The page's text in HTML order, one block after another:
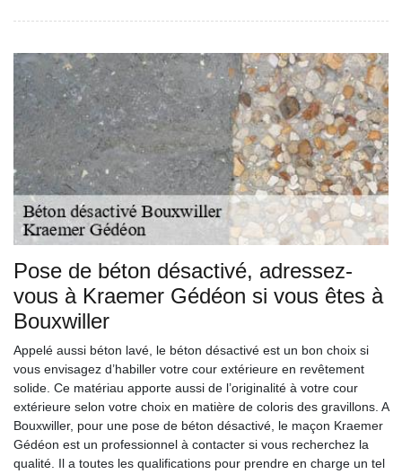
Pose de béton désactivé, adressez-
vous à Kraemer Gédéon si vous êtes à
Bouxwiller
Appelé aussi béton lavé, le béton désactivé est un bon choix si
vous envisagez d’habiller votre cour extérieure en revêtement
solide. Ce matériau apporte aussi de l’originalité à votre cour
extérieure selon votre choix en matière de coloris des gravillons. A
Bouxwiller, pour une pose de béton désactivé, le maçon Kraemer
Gédéon est un professionnel à contacter si vous recherchez la
qualité. Il a toutes les qualifications pour prendre en charge un tel